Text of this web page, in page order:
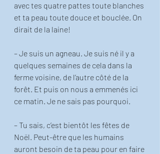
avec tes quatre pattes toute blanches
et ta peau toute douce et bouclée. On
dirait de la laine!
– Je suis un agneau. Je suis né il y a
quelques semaines de cela dans la
ferme voisine, de l’autre côté de la
forêt. Et puis on nous a emmenés ici
ce matin. Je ne sais pas pourquoi.
– Tu sais, c’est bientôt les fêtes de
Noël. Peut-être que les humains
auront besoin de ta peau pour en faire